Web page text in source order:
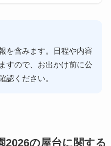
を含みます。日程や内容
すので、お出かけ前に公
認ください。
の屋台に関する